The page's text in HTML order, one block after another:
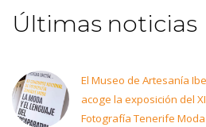
Últimas noticias
El Museo de Artesanía
acoge la exposición del
Fotografía Tenerife Moda